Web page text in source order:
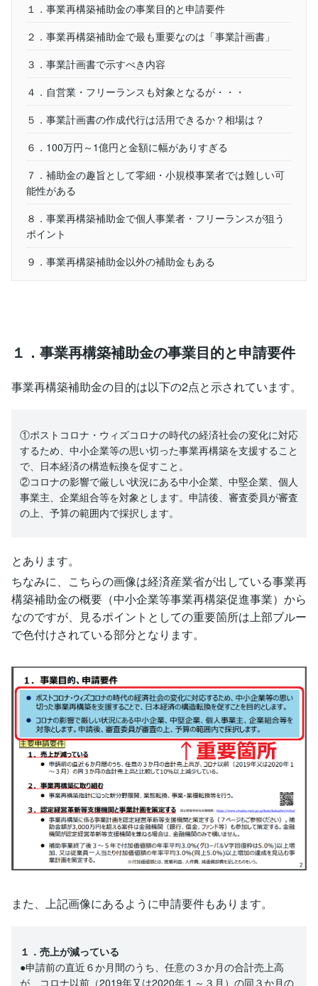
１．事業再構築補助金の事業目的と申請要件
２．事業再構築補助金で最も重要なのは「事業計画書」
３．事業計画書で示すべき内容
４．自営業・フリーランスも対象となるが・・・
５．事業計画書の作成代行は活用できるか？相場は？
６．100万円～1億円と金額に幅がありすぎる
７．補助金の趣旨として零細・小規模事業者では難しい可
能性がある
８．事業再構築補助金で個人事業者・フリーランスが狙う
ポイント
９．事業再構築補助金以外の補助金もある
１．事業再構築補助金の事業目的と申請要件
事業再構築補助金の目的は以下の2点と示されています。
①ポストコロナ・ウィズコロナの時代の経済社会の変化に対応
するため、中小企業等の思い切った事業再構築を支援すること
で、日本経済の構造転換を促すこと。
②コロナの影響で厳しい状況にある中小企業、中堅企業、個人
事業主、企業組合等を対象とします。申請後、審査委員が審査
の上、予算の範囲内で採択します。
とあります。
ちなみに、こちらの画像は経済産業省が出している事業再
構築補助金の概要（中小企業等事業再構築促進事業）から
なのですが、見るポイントとしての重要箇所は上部ブルー
で色付けされている部分となります。
また、上記画像にあるように申請要件もあります。
１．売上が減っている
●申請前の直近６か月間のうち、任意の３か月の合計売上高
が、コロナ以前（2019年又は2020年１～３月）の同３か月の